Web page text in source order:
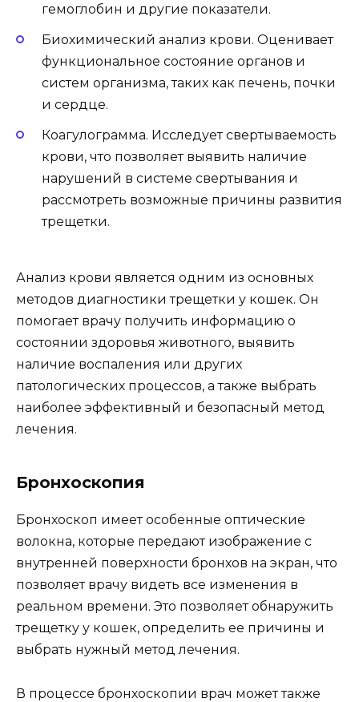
гемоглобин и другие показатели.
Биохимический анализ крови. Оценивает
функциональное состояние органов и
систем организма, таких как печень, почки
и сердце.
Коагулограмма. Исследует свертываемость
крови, что позволяет выявить наличие
нарушений в системе свертывания и
рассмотреть возможные причины развития
трещетки.
Анализ крови является одним из основных
методов диагностики трещетки у кошек. Он
помогает врачу получить информацию о
состоянии здоровья животного, выявить
наличие воспаления или других
патологических процессов, а также выбрать
наиболее эффективный и безопасный метод
лечения.
Бронхоскопия
Бронхоскоп имеет особенные оптические
волокна, которые передают изображение с
внутренней поверхности бронхов на экран, что
позволяет врачу видеть все изменения в
реальном времени. Это позволяет обнаружить
трещетку у кошек, определить ее причины и
выбрать нужный метод лечения.
В процессе бронхоскопии врач может также